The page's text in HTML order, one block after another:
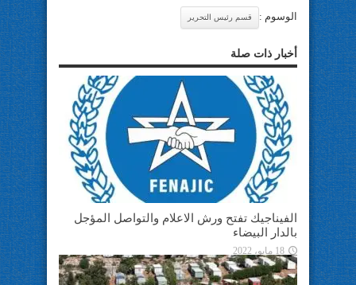
الوسوم : قسم رئيس التحرير
أخبار ذات صلة
الفيناجيك تفتح ورش الاعلام والتواصل المؤجل
بالدار البيضاء
18 مايو، 2022